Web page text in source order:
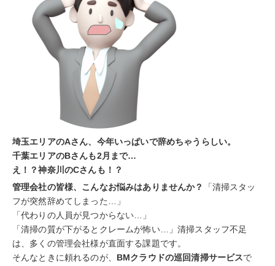
埼玉エリアのAさん、今年いっぱいで辞めちゃうらしい。
千葉エリアのBさんも2月まで…
え！？神奈川のCさんも！？
管理会社の皆様、こんなお悩みはありませんか？
「清掃スタッ
フが突然辞めてしまった…」
「代わりの人員が見つからない…」
「清掃の質が下がるとクレームが怖い…」清掃スタッフ不足
は、多くの管理会社様が直面する課題です。
そんなときに頼れるのが、 BMクラウドの巡回清掃サービスで